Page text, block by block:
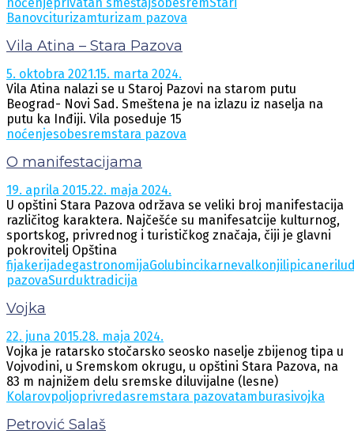
Banovciturizamturizam pazova
Vila Atina – Stara Pazova
5. oktobra 2021.15. marta 2024.
Vila Atina nalazi se u Staroj Pazovi na starom putu
Beograd- Novi Sad. Smeštena je na izlazu iz naselja na
putu ka Inđiji. Vila poseduje 15
noćenjesobesremstara pazova
O manifestacijama
19. aprila 2015.22. maja 2024.
U opštini Stara Pazova održava se veliki broj manifestacija
različitog karaktera. Najčešće su manifesatcije kulturnog,
sportskog, privrednog i turističkog značaja, čiji je glavni
pokrovitelj Opština
fijakerijadegastronomijaGolubincikarnevalkonjilipicaneri
pazovaSurduktradicija
Vojka
22. juna 2015.28. maja 2024.
Vojka je ratarsko stočarsko seosko naselje zbijenog tipa u
Vojvodini, u Sremskom okrugu, u opštini Stara Pazova, na
83 m najnižem delu sremske diluvijalne (lesne)
Kolarovpoljoprivredasremstara pazovatamburasivojka
Petrović Salaš